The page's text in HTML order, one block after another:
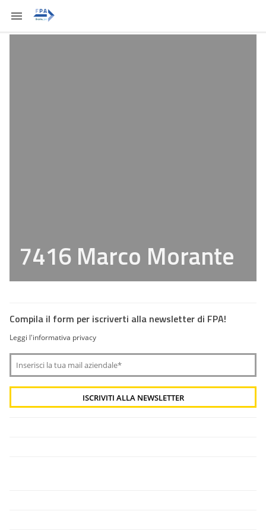
7416 Marco Morante
Compila il form per iscriverti alla newsletter di FPA!
Leggi l'informativa privacy